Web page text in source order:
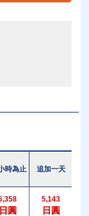
時為止 追加一天
日圓
5,143
日圓